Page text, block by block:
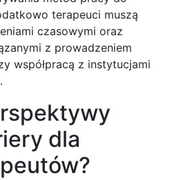
terapeuci muszą
czasowymi oraz
z prowadzeniem
współpracą z instytucjami
dla